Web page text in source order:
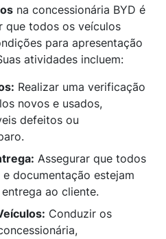
na concessionária BYD é
que todos os veículos
para apresentação
atividades incluem:
Realizar uma verificação
novos e usados,
defeitos ou
Assegurar que todos
documentação estejam
ao cliente.
Conduzir os